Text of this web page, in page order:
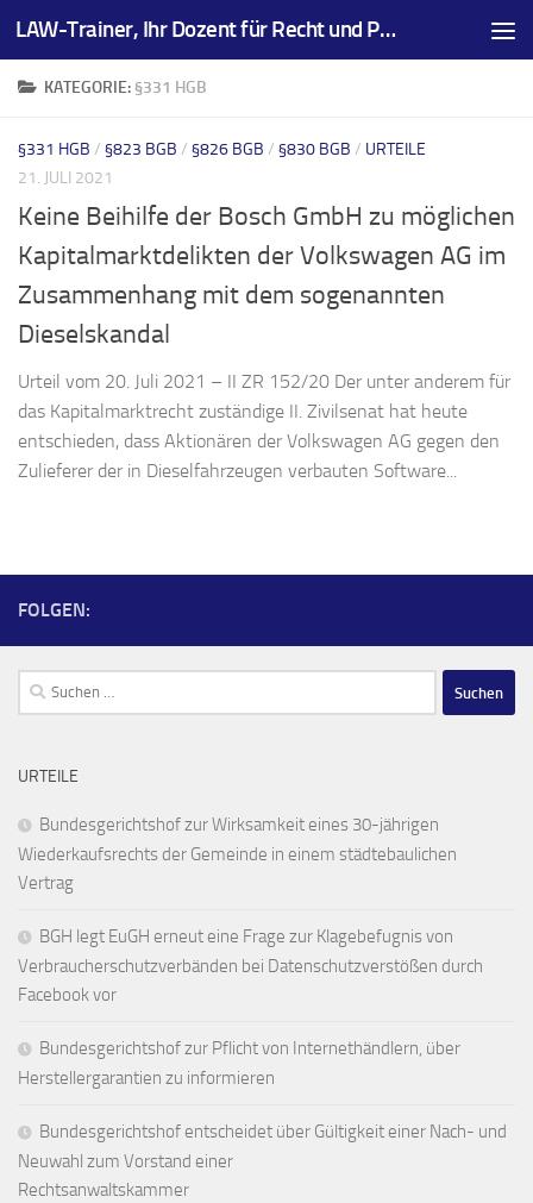
Zum Inhalt springen LAW-Trainer, Ihr Dozent für Recht und Prüfungsvorbereitungen
KATEGORIE:§331 HGB
§331 HGB / §823 BGB / §826 BGB / §830 BGB / URTEILE
21. JULI 2021
Keine Beihilfe der Bosch GmbH zu möglichen
Kapitalmarktdelikten der Volkswagen AG im
Zusammenhang mit dem sogenannten
Dieselskandal
Urteil vom 20. Juli 2021 – II ZR 152/20 Der unter anderem für
das Kapitalmarktrecht zuständige II. Zivilsenat hat heute
entschieden, dass Aktionären der Volkswagen AG gegen den
Zulieferer der in Dieselfahrzeugen verbauten Software...
FOLGEN:
Suchen
nach:
URTEILE
Bundesgerichtshof zur Wirksamkeit eines 30-jährigen
Wiederkaufsrechts der Gemeinde in einem städtebaulichen
Vertrag
BGH legt EuGH erneut eine Frage zur Klagebefugnis von
Verbraucherschutzverbänden bei Datenschutzverstößen durch
Facebook vor
Bundesgerichtshof zur Pflicht von Internethändlern, über
Herstellergarantien zu informieren
Bundesgerichtshof entscheidet über Gültigkeit einer Nach- und
Neuwahl zum Vorstand einer
Rechtsanwaltskammer